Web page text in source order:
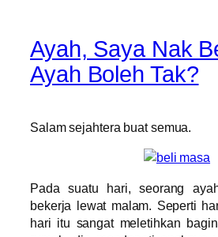
Ayah, Saya Nak
Ayah Boleh Tak?
Salam sejahtera buat semua.
Pada suatu hari, seorang
bekerja lewat malam. Seperti
hari itu sangat meletihkan